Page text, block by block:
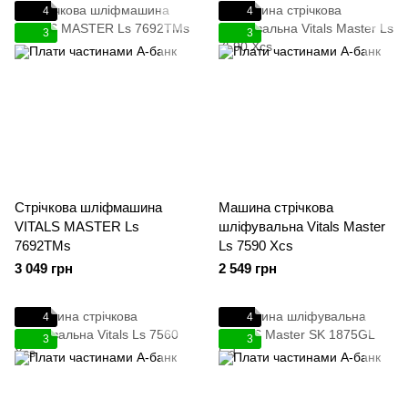
4
3
Стрічкова шліфмашина
VITALS MASTER Ls
7692TMs
3 049 грн
4
3
Машина стрічкова
шліфувальна Vitals Master
Ls 7590 Xcs
2 549 грн
4
3
4
3